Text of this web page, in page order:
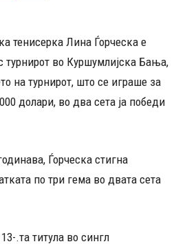
тенисерка Лина Ѓорческа е
турнирот во Куршумлијска Бања,
на турнирот, што се играше за
долари, во два сета ја победи
Ѓорческа стигна
по три гема во двата сета
.та титула во сингл